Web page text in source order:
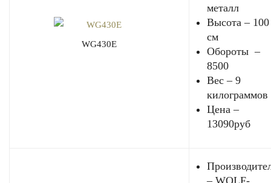
WG430E
металл
Высота – 100
см
Обороты –
8500
Вес – 9
килограммов
Цена –
13090руб
– WOLF-